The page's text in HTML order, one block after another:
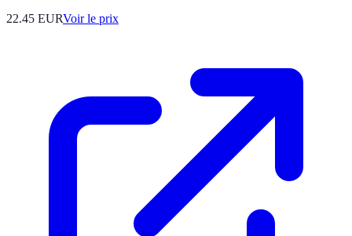
22.45 EURVoir le prix